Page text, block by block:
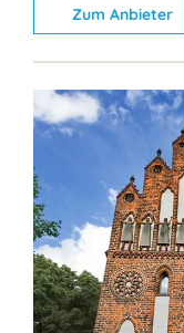
Zum Anbieter